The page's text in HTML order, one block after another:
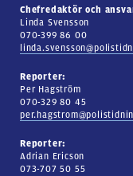
Chefredaktör och
Linda Svensson
070-399 86 00
Reporter:
Per Hagström
070-329 80 45
Reporter:
Adrian Ericson
073-707 50 55